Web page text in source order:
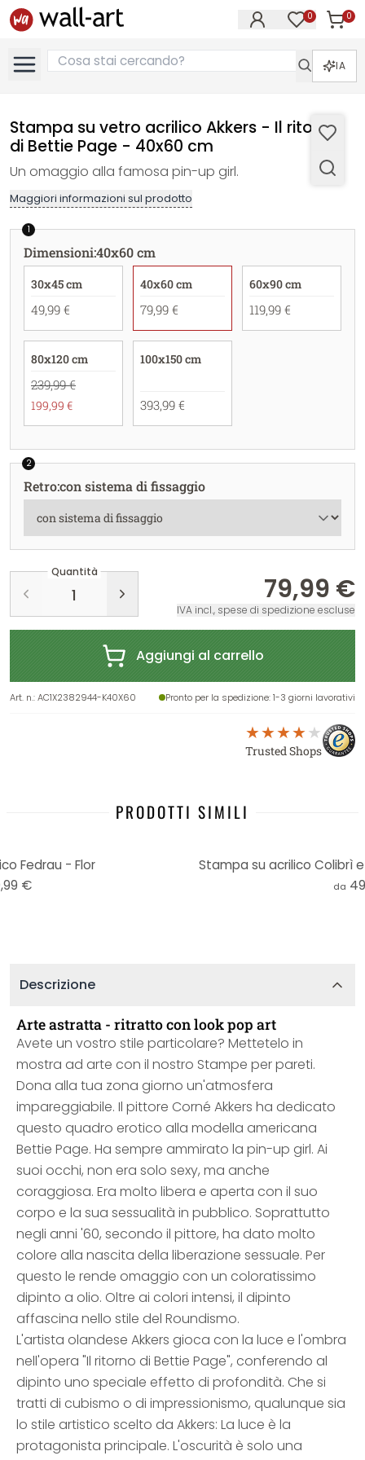
0 0
IA
Stampa su vetro acrilico Akkers - Il ritorno
di Bettie Page - 40x60 cm
Un omaggio alla famosa pin-up girl.
Maggiori informazioni sul prodotto
1
Dimensioni:40x60 cm
30x45 cm
49,99 €
40x60 cm
79,99 €
60x90 cm
119,99 €
80x120 cm
239,99 €
199,99 €
100x150 cm
393,99 €
2
Retro:con sistema di fissaggio
Quantità
79,99 €
IVA incl., spese di spedizione escluse
Aggiungi al carrello
Art. n.:AC1X2382944-K40X60 Pronto per la spedizione: 1-3 giorni lavorativi
Trusted Shops
PRODOTTI SIMILI
Fedrau - Flor
€
Stampa su acrilico Colibrì
da
Descrizione
Arte astratta - ritratto con look pop art
Avete un vostro stile particolare? Mettetelo in
mostra ad arte con il nostro Stampe per pareti.
Dona alla tua zona giorno un'atmosfera
impareggiabile. Il pittore Corné Akkers ha dedicato
questo quadro erotico alla modella americana
Bettie Page. Ha sempre ammirato la pin-up girl. Ai
suoi occhi, non era solo sexy, ma anche
coraggiosa. Era molto libera e aperta con il suo
corpo e la sua sessualità in pubblico. Soprattutto
negli anni '60, secondo il pittore, ha dato molto
colore alla nascita della liberazione sessuale. Per
questo le rende omaggio con un coloratissimo
dipinto a olio. Oltre ai colori intensi, il dipinto
affascina nello stile del Roundismo.
L'artista olandese Akkers gioca con la luce e l'ombra
nell'opera "Il ritorno di Bettie Page", conferendo al
dipinto uno speciale effetto di profondità. Che si
tratti di cubismo o di impressionismo, qualunque sia
lo stile artistico scelto da Akkers: La luce è la
protagonista principale. L'oscurità è solo una